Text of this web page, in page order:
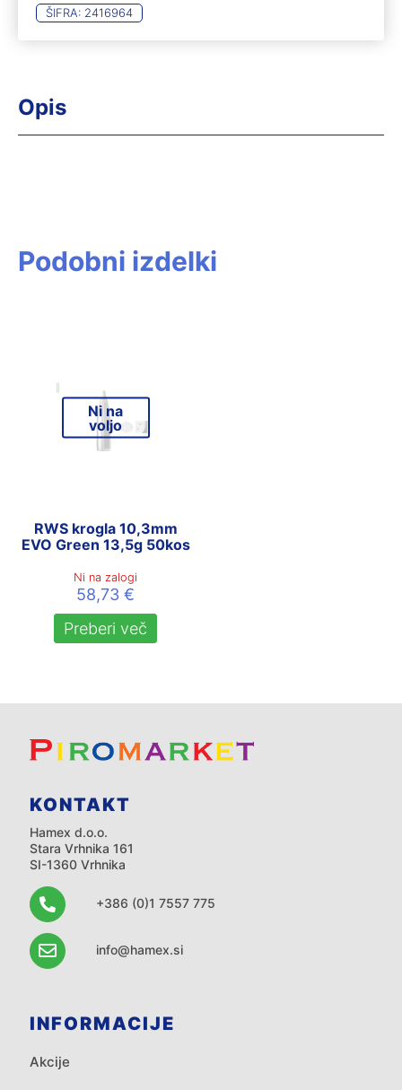
ŠIFRA: 2416964
Opis
Podobni izdelki
Ni na
voljo
RWS krogla 10,3mm
EVO Green 13,5g 50kos
Ni na zalogi
58,73€
Preberi več
KONTAKT
Hamex d.o.o.
Stara Vrhnika 161
SI-1360 Vrhnika
+386 (0)1 7557 775
info@hamex.si
INFORMACIJE
Akcije